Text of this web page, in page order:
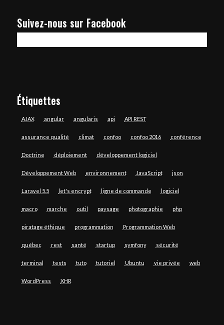
Suivez-nous sur Facebook
Étiquettes
AJAX angular angularjs api API REST
assurance qualité climat confoo confoo 2016 conférence
Doctrine déploiement développement logiciel
Développement Web environnement JavaScript json
Laravel 5.5 let's encrypt ligne de commande logiciel
macro marche outil paysage photographie php
piratage éthique programmation Programmation Web
québec rest santé startup symfony sécurité
terminal tests tuto tutoriel Ubuntu vie privée web
WordPress XHR